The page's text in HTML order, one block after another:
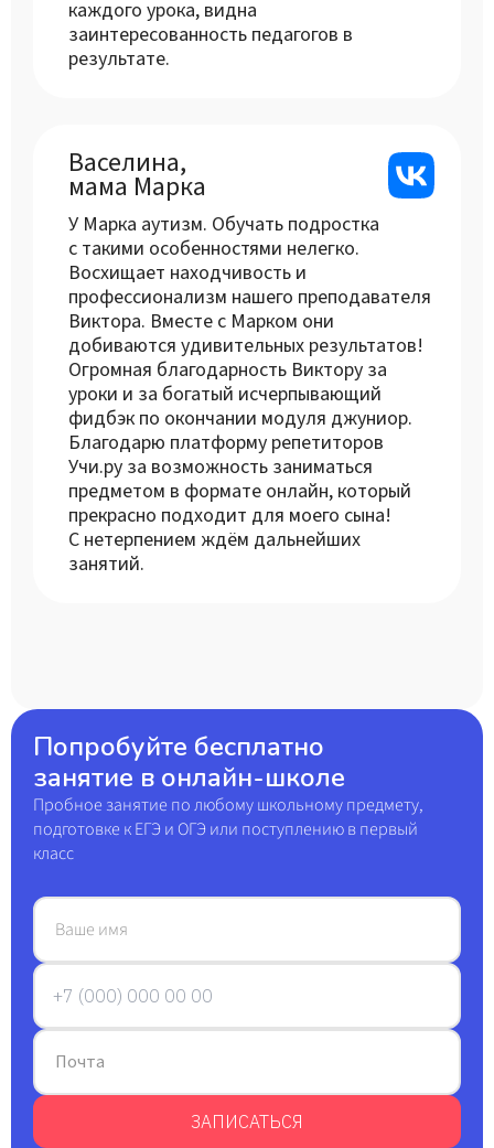
каждого урока, видна
заинтересованность педагогов в
результате.
Васелина,
мама Марка
У Марка аутизм. Обучать подростка
с такими особенностями нелегко.
Восхищает находчивость и
профессионализм нашего преподавателя
Виктора. Вместе с Марком они
добиваются удивительных результатов!
Огромная благодарность Виктору за
уроки и за богатый исчерпывающий
фидбэк по окончании модуля джуниор.
Благодарю платформу репетиторов
Учи.ру за возможность заниматься
предметом в формате онлайн, который
прекрасно подходит для моего сына!
С нетерпением ждём дальнейших
занятий.
Попробуйте бесплатно
занятие в онлайн-школе
Пробное занятие по любому школьному предмету,
подготовке к ЕГЭ и ОГЭ или поступлению в первый
класс
Ваше имя
Почта
ЗАПИСАТЬСЯ